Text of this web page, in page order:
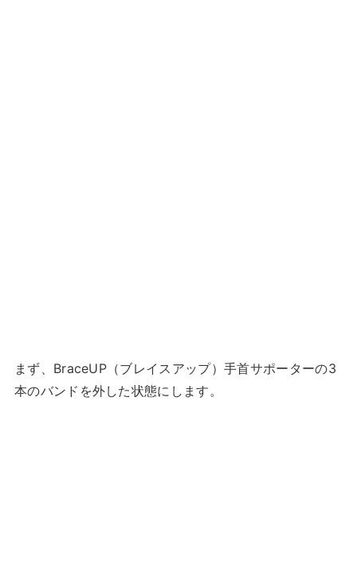
まず、BraceUP（ブレイスアップ）手首サポーターの3
本のバンドを外した状態にします。